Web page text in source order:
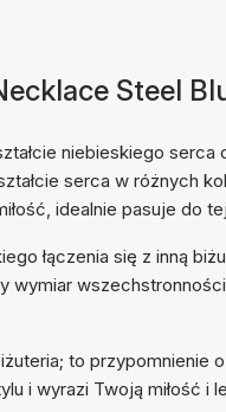
Steel
niebieskiego
serca w różnych
idealnie pasuje do
łączenia się z inną
wymiar
to przypomnienie
i wyrazi Twoją miłość i